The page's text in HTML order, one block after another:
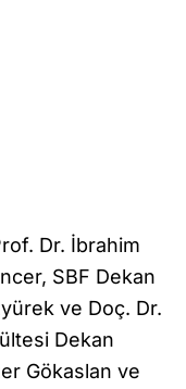
Dr. İbrahim
SBF Dekan
ve Doç. Dr.
Dekan
Gökaslan ve